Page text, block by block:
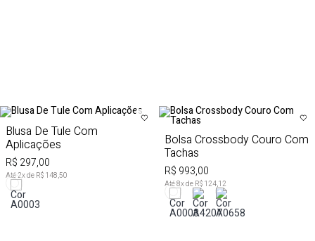
Blusa De Tule Com
Aplicações
R$ 297,00
Até 2x de R$ 148,50
Bolsa Crossbody Couro Com
Tachas
R$ 993,00
Até8x de R$ 124,12